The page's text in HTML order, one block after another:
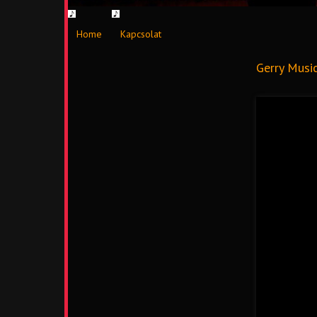
Home Kapcsolat
Gerry